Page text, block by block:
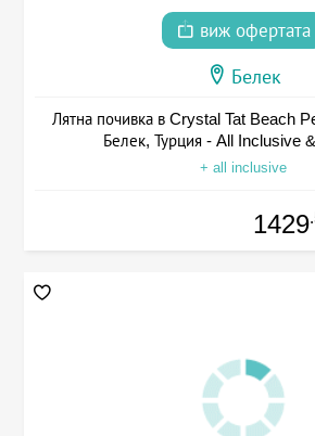
виж офертата
Белек
Лятна почивка в Crystal Tat Beach
Белек, Турция - All Inclusive
+ all inclusive
1429